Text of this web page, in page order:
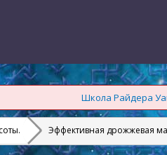
Школа Райдера
Эффективная дрожжевая